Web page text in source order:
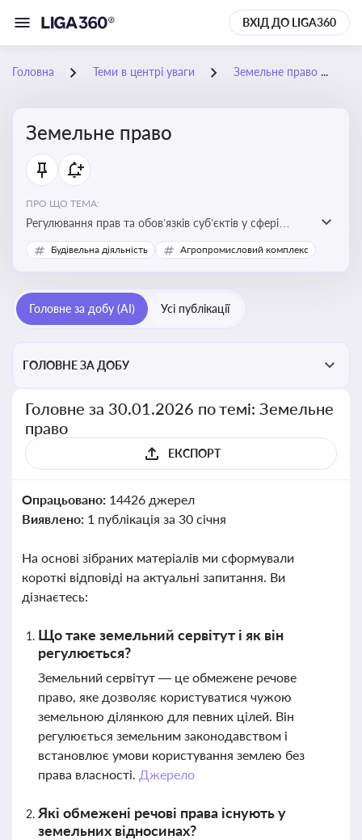
ВХІД ДО LIGA360
Головна Теми в центрі уваги Земельне право
Земельне право
ПРО ЩО ТЕМА:
Регулювання прав та обов’язків суб’єктів у сфері
користування землею, земельний сервітут, що є
критично важливим для захисту майнових прав
ефективного управління земельними ресурсами
Будівельна діяльність Агропромисловий комплекс
Головне за добу (AI) Усі публікації
ГОЛОВНЕ ЗА ДОБУ
Головне за 30.01.2026 по темі: Земельне
право
ЕКСПОРТ
Опрацьовано: 14426 джерел
Виявлено: 1 публікація за 30 січня
На основі зібраних матеріалів ми сформували
короткі відповіді на актуальні запитання. Ви
дізнаєтесь:
Що таке земельний сервітут і як він
регулюється?
Земельний сервітут — це обмежене речове
право, яке дозволяє користуватися чужою
земельною ділянкою для певних цілей. Він
регулюється земельним законодавством і
встановлює умови користування землею без
права власності. Джерело
Які обмежені речові права існують у
земельних відносинах?